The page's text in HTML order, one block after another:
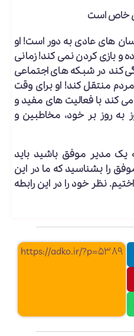
خاص است
های عادی به دور است! او
و بازی کردن نمی کند! زمانی
کند در شبکه های اجتماعی
مردم منتقل کند! او برای وقت
کند با فعالیت های مفید و
به روز بر خود، مخاطبین و
یک مدیر موفق باشید باید
را بشناسید که ما در این
پرداختیم. نظر خود را در این رابطه
https://adko.ir/?p=5389